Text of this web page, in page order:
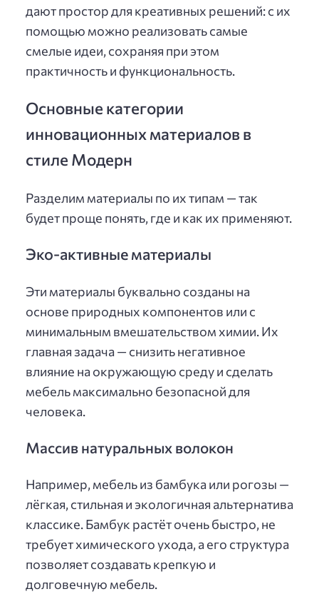
дают простор для креативных решений: с их
помощью можно реализовать самые
смелые идеи, сохраняя при этом
практичность и функциональность.
Основные категории
инновационных материалов в
стиле Модерн
Разделим материалы по их типам — так
будет проще понять, где и как их применяют.
Эко-активные материалы
Эти материалы буквально созданы на
основе природных компонентов или с
минимальным вмешательством химии. Их
главная задача — снизить негативное
влияние на окружающую среду и сделать
мебель максимально безопасной для
человека.
Массив натуральных волокон
Например, мебель из бамбука или рогозы —
лёгкая, стильная и экологичная альтернатива
классике. Бамбук растёт очень быстро, не
требует химического ухода, а его структура
позволяет создавать крепкую и
долговечную мебель.